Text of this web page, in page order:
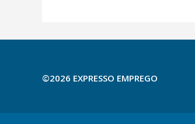
©2026 EXPRESSO EMPREGO